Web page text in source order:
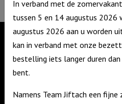
BTW nr: NL8537.59.820.B01
Contact
De Zagerij 1
3861 NA Nijkerk
In verband met de
tussen 5 en 14 augustus
augustus 2026 aan u worden
kan in verband met onze
bestelling iets langer duren
bent.
Namens Team Jiftach een